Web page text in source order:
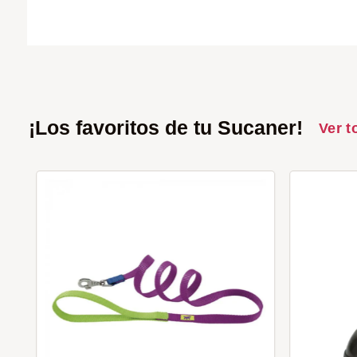
¡Los favoritos de tu Sucaner! Ver